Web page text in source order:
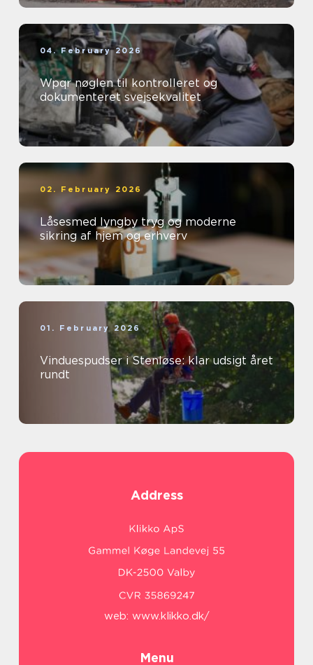
04. February 2026
Wpqr nøglen til kontrolleret og
dokumenteret svejsekvalitet
02. February 2026
Låsesmed lyngby tryg og moderne
sikring af hjem og erhverv
01. February 2026
Vinduespudser i Stenløse: klar udsigt året
rundt
Address
web: www.klikko.dk/
Menu